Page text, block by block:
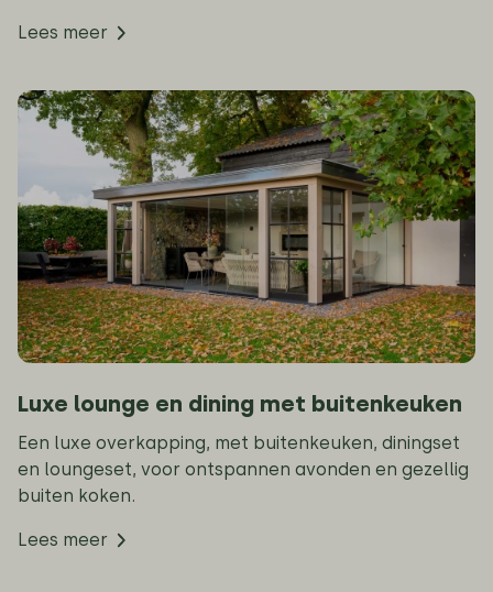
Lees meer
Luxe lounge en dining met buitenkeuken
Een luxe overkapping, met buitenkeuken, diningset
en loungeset, voor ontspannen avonden en gezellig
buiten koken.
Lees meer